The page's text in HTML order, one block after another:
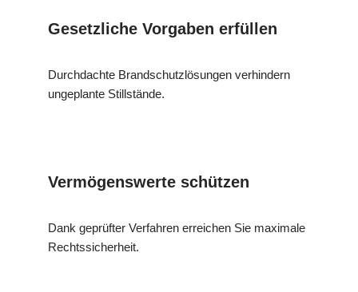
Gesetzliche Vorgaben erfüllen
Durchdachte Brandschutzlösungen verhindern
ungeplante Stillstände.
Vermögenswerte schützen
Dank geprüfter Verfahren erreichen Sie maximale
Rechtssicherheit.